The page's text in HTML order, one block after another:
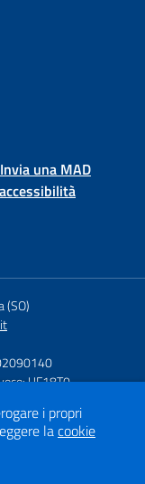
Invia una MAD
(SO)
UF18T0
by
Designers Italia
i propri
lacookie